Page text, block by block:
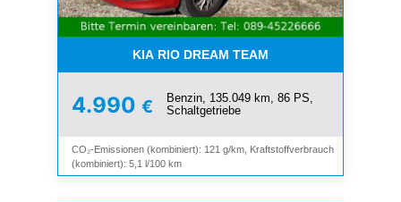
KIA RIO DREAM TEAM
4.990 €
Benzin, 135.049 km, 86 PS,
Schaltgetriebe
CO₂-Emissionen (kombiniert): 121 g/km, Kraftstoffverbrauch
(kombiniert): 5,1 l/100 km